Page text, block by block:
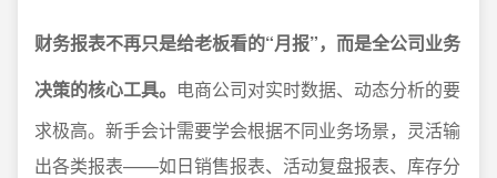
财务报表不再只是给老板看的“月报”，而是全公司业务
决策的核心工具。 电商公司对实时数据、动态分析的要
求极高。新手会计需要学会根据不同业务场景，灵活输
出各类报表——如日销售报表、活动复盘报表、库存分